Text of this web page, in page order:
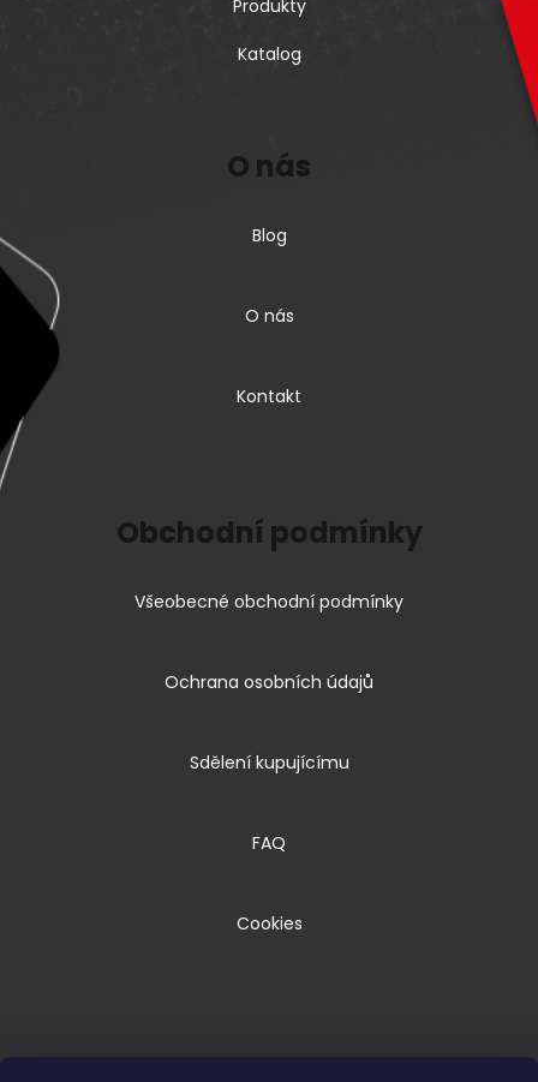
Produkty
Katalog
O nás
Blog
O nás
Kontakt
Obchodní podmínky
Všeobecné obchodní podmínky
Ochrana osobních údajů
Sdělení kupujícímu
FAQ
Cookies